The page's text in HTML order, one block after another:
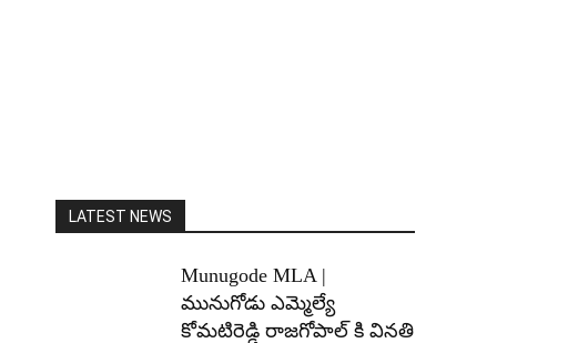
LATEST NEWS
Munugode MLA |
మునుగోడు ఎమ్మెల్యే
కోమటిరెడ్డి రాజగోపాల్ కి వినతి